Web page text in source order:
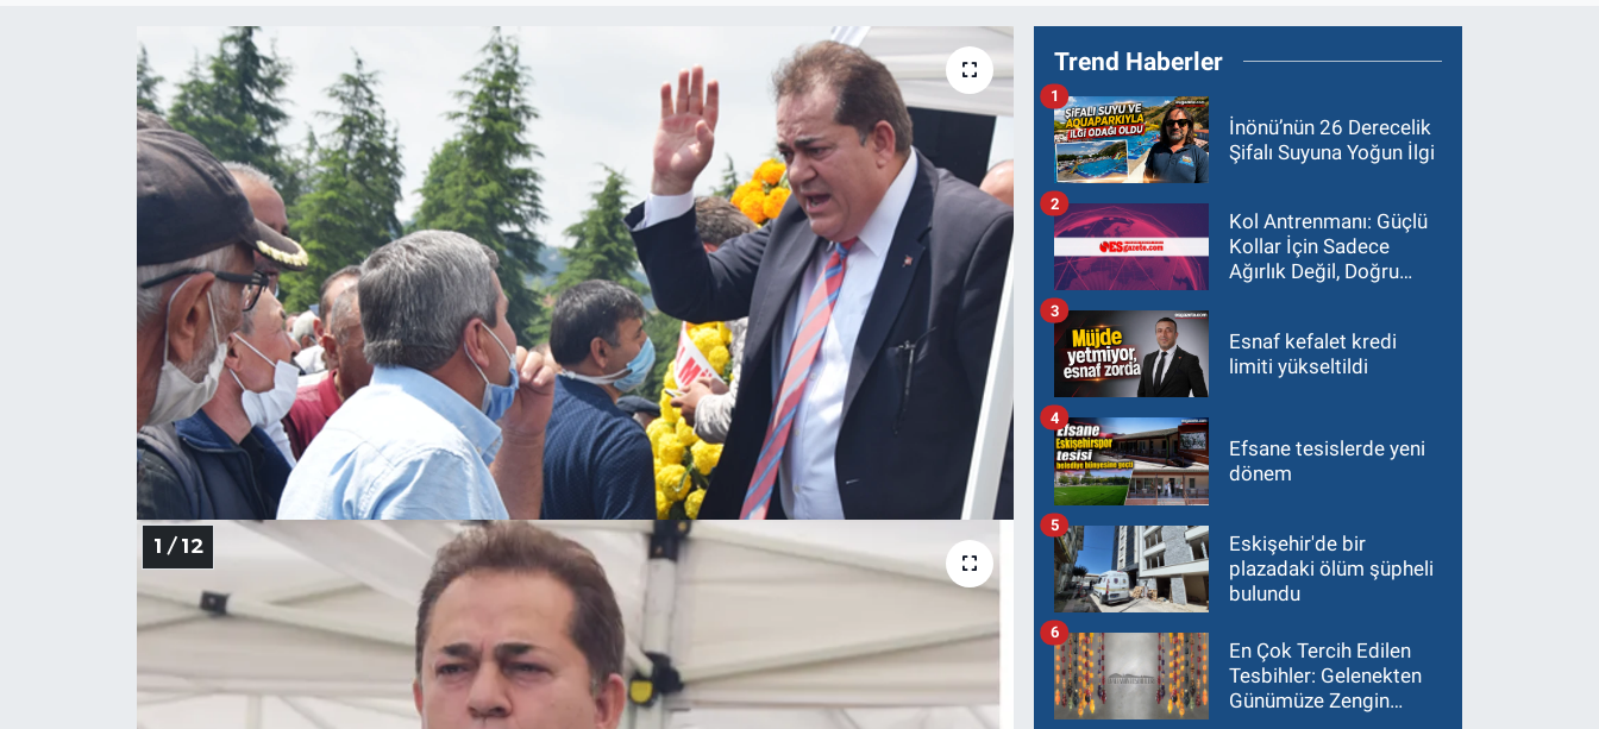
1 / 12
Trend Haberler
İnönü’nün 26 Derecelik
Şifalı Suyuna Yoğun İlgi
1
Kol Antrenmanı: Güçlü
Kollar İçin Sadece
Ağırlık Değil, Doğru
2
Esnaf kefalet kredi
limiti yükseltildi
3
Efsane tesislerde yeni
dönem
4
Eskişehir'de bir
plazadaki ölüm şüpheli
bulundu
5
En Çok Tercih Edilen
Tesbihler: Gelenekten
Günümüze Zengin
6
Alış-Veriş/İş dünyası
Ekonomi
Kültür Sanat
Politika
Kütahya
Magazin
Haber Arşivi